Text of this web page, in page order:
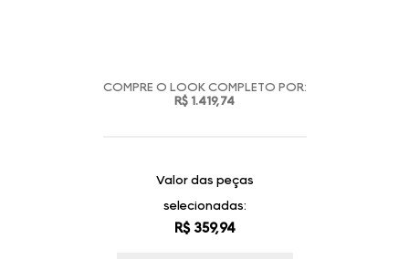
COMPRE O LOOK COMPLETO POR:
R$ 1.419,74
Valor das peças
selecionadas:
R$ 359,94